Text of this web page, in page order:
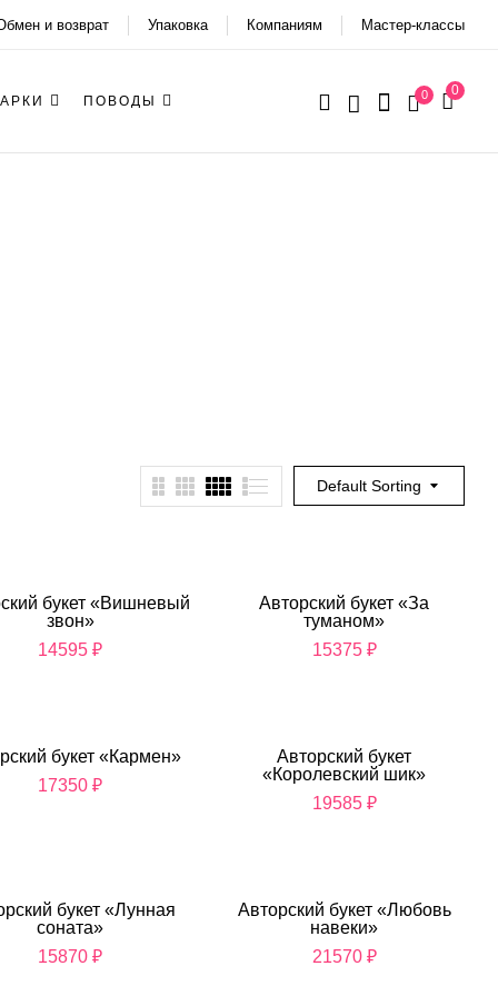
и возврат Упаковка Компаниям Мастер-классы
ПОВОДЫ 0 0
Default Sorting
букет «Вишневый
звон»
14595₽
Авторский букет «За
туманом»
15375 ₽
букет «Кармен»
17350₽
Авторский букет
«Королевский шик»
19585 ₽
букет «Лунная
соната»
15870₽
Авторский букет «Любовь
навеки»
21570 ₽